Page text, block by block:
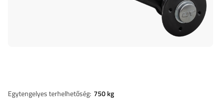
Egytengelyes terhelhetőség 750 kg